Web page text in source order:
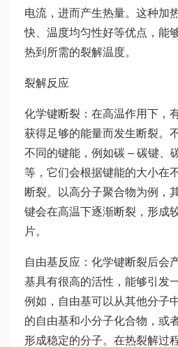
电流，进而产生热量。这种加
快、温度均匀性好等优点，能
热到所需的裂解温度。
裂解反应
化学键断裂：在高温作用下，
获得足够的能量而发生断裂。
不同的键能，例如碳 – 碳键、
等，它们会根据键能的大小在
断裂。以高分子聚合物为例，
键会在高温下逐渐断裂，形成
片。
自由基反应：化学键断裂后会
基具有很高的活性，能够引发
例如，自由基可以从其他分子
的自由基和小分子化合物，或
形成稳定的分子。在热裂解过